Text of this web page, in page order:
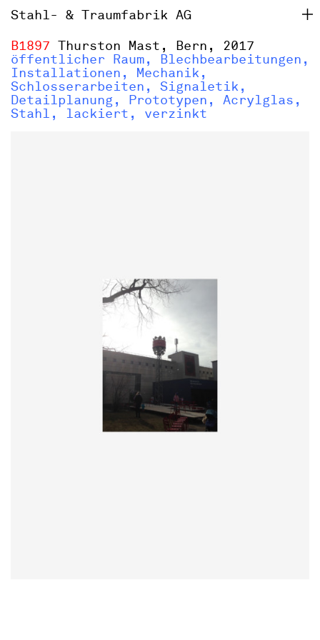
Stahl- & Traumfabrik AG
B1897 Thurston Mast, Bern, 2017
öffentlicher Raum, Blechbearbeitungen,
Installationen, Mechanik,
Schlosserarbeiten, Signaletik,
Detailplanung, Prototypen, Acrylglas,
Stahl, lackiert, verzinkt